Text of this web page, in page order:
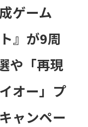
ゲーム
』が9周
や「再現
オー」プ
ャンペー